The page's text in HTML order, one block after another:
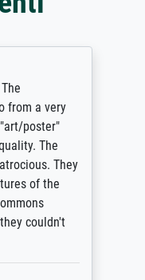
from a very
poster"
The
They
of the
couldn't